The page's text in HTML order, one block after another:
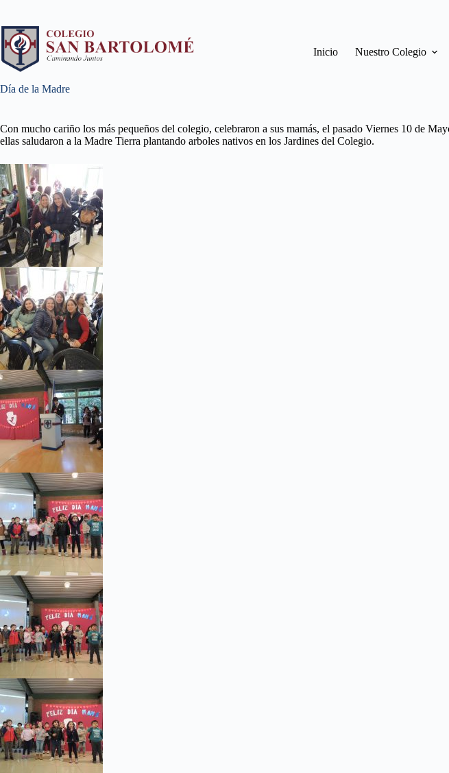
Inicio Nuestro Colegio
Día de la Madre
Con mucho cariño los más pequeños del colegio, celebraron a sus mamás, el pasado Viernes 10 de
ellas saludaron a la Madre Tierra plantando arboles nativos en los Jardines del Colegio.